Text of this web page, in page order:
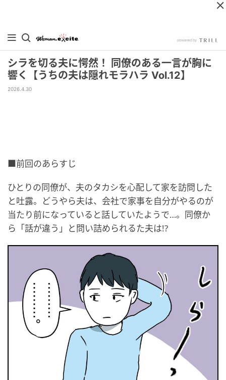
シラを切る夫に愕然！ 同僚のある一言が胸に
響く【うちの夫は隠れモラハラ Vol.12】
2026.4.30
■前回のあらすじ
ひとりの同僚が、夫のタカシを心配して家を訪問した
と吐露。どうやら夫は、会社で家事を自分がやるのが
当たり前になっていると話していたようで…。同僚か
ら「話が違う」と問い詰められるた夫は!?